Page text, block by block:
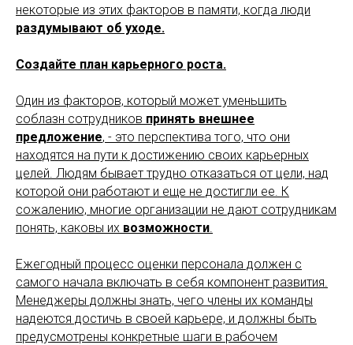
некоторые из этих факторов в памяти, когда люди
раздумывают об уходе.
Создайте план карьерного роста.
Один из факторов, который может уменьшить
соблазн сотрудников принять внешнее
предложение, - это перспектива того, что они
находятся на пути к достижению своих карьерных
целей. Людям бывает трудно отказаться от цели, над
которой они работают и еще не достигли ее. К
сожалению, многие организации не дают сотрудникам
понять, каковы их возможности
Ежегодный процесс оценки персонала должен с
самого начала включать в себя компонент развития.
Менеджеры должны знать, чего члены их команды
надеются достичь в своей карьере, и должны быть
предусмотрены конкретные шаги в рабочем